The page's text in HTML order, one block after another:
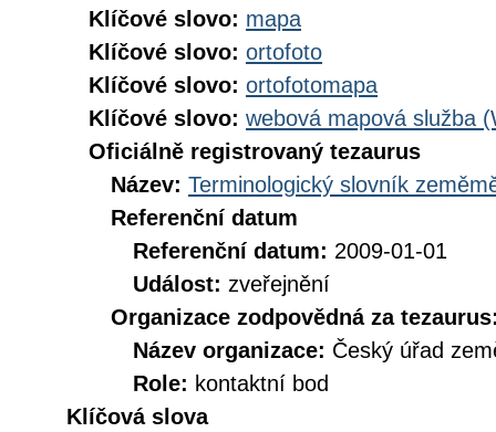
Klíčové slovo: mapa
Klíčové slovo: ortofoto
Klíčové slovo: ortofotomapa
Klíčové slovo: webová mapová služba
Oficiálně registrovaný tezaurus
Název: Terminologický slovník
Referenční datum
Referenční datum: 2009-01-01
Událost: zveřejnění
Organizace zodpovědná za
Název organizace: Český úřad
Role: kontaktní bod
Klíčová slova